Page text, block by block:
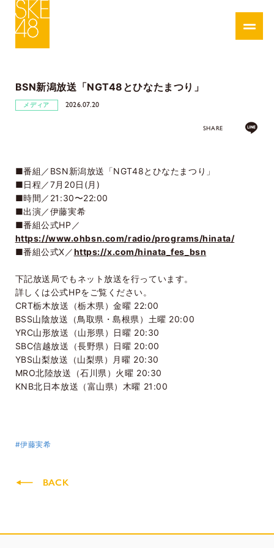
BSN新潟放送「NGT48とひなたまつり」
メディア 2026.07.20
SHARE
■番組／BSN新潟放送「NGT48とひなたまつり」
■日程／7月20日(月)
■時間／21:30〜22:00
■出演／伊藤実希
■番組公式HP／
https://www.ohbsn.com/radio/programs/hinata/
■番組公式X／https://x.com/hinata_fes_bsn
下記放送局でもネット放送を行っています。
詳しくは公式HPをご覧ください。
CRT栃木放送（栃木県）金曜 22:00
BSS山陰放送（鳥取県・島根県）土曜 20:00
YRC山形放送（山形県）日曜 20:30
SBC信越放送（長野県）日曜 20:00
YBS山梨放送（山梨県）月曜 20:30
MRO北陸放送（石川県）火曜 20:30
KNB北日本放送（富山県）木曜 21:00
#伊藤実希
BACK